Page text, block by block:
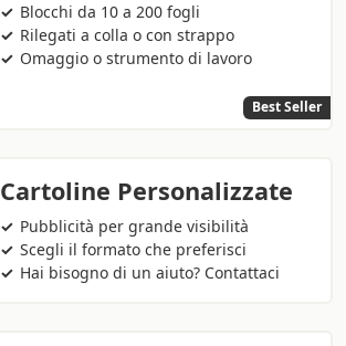
Blocchi da 10 a 200 fogli
Rilegati a colla o con strappo
Omaggio o strumento di lavoro
Best Seller
Cartoline Personalizzate
Pubblicità per grande visibilità
Scegli il formato che preferisci
Hai bisogno di un aiuto? Contattaci